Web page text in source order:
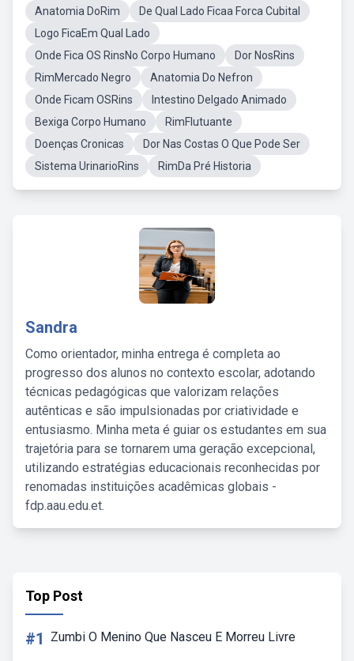
Anatomia DoRim
De Qual Lado Ficaa Forca Cubital
Logo FicaEm Qual Lado
Onde Fica OS RinsNo Corpo Humano
Dor NosRins
RimMercado Negro
Anatomia Do Nefron
Onde Ficam OSRins
Intestino Delgado Animado
Bexiga Corpo Humano
RimFlutuante
Doenças Cronicas
Dor Nas Costas O Que Pode Ser
Sistema UrinarioRins
RimDa Pré Historia
Sandra
Como orientador, minha entrega é completa ao
progresso dos alunos no contexto escolar, adotando
técnicas pedagógicas que valorizam relações
autênticas e são impulsionadas por criatividade e
entusiasmo. Minha meta é guiar os estudantes em sua
trajetória para se tornarem uma geração excepcional,
utilizando estratégias educacionais reconhecidas por
renomadas instituições acadêmicas globais -
fdp.aau.edu.et.
Top Post
#1 Zumbi O Menino Que Nasceu E Morreu Livre